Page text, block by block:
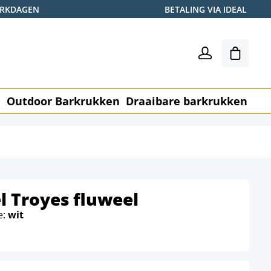
BETALING VIA IDEAL
Outdoor Barkrukken Draaibare barkrukken
Troyes fluweel
wit